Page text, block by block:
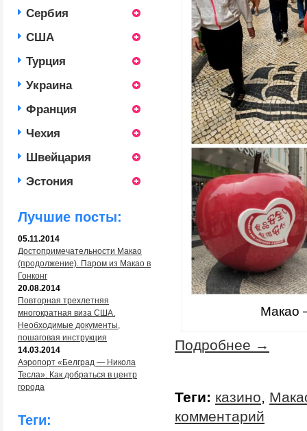
Сербия
США
Турция
Украина
Франция
Чехия
Швейцария
Эстония
Лучшие посты:
05.11.2014
Достопримечательности Макао
(продолжение). Паром из Макао в
Гонконг
20.08.2014
Повторная трехлетняя
многократная виза США.
Необходимые документы,
пошаговая инструкция
14.03.2014
Аэропорт «Белград — Никола
Тесла». Как добраться в центр
города
Теги:
Макао
Подробнее →
Теги: казино,
комментарий